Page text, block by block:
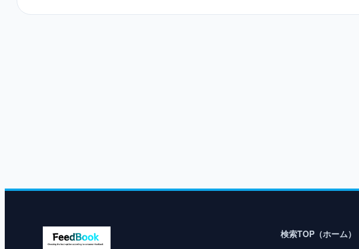
検索TOP（ホーム）